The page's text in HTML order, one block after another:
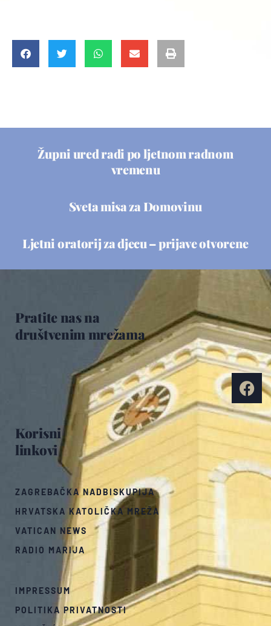
Župni ured radi po ljetnom radnom
vremenu
Sveta misa za Domovinu
Ljetni oratorij za djecu – prijave otvorene
Korisni
linkovi
ZAGREBAČKA NADBISKUPIJA
HRVATSKA KATOLIČKA MREŽA
VATICAN NEWS
RADIO MARIJA
IMPRESSUM
POLITIKA PRIVATNOSTI
Pratite nas na
društvenim mrežama